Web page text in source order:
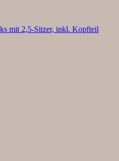
mit 2,5-Sitzer, inkl. Kopfteil